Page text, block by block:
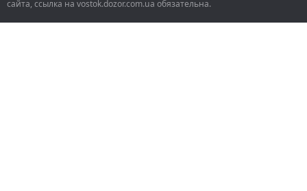
сайта, ссылка на vostok.dozor.com.ua обязательна.